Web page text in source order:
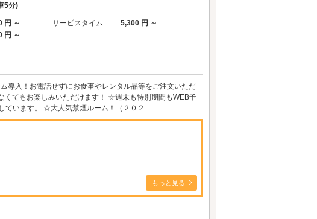
5分)
円 ～ サービスタイム
5,300 円 ～
円 ～
入！お電話せずにお食事やレンタル品等をご注文いただ
てもお楽しみいただけます！ ☆週末も特別期間もWEB予
います。 ☆大人気禁煙ルーム！（２０２...
もっと見る